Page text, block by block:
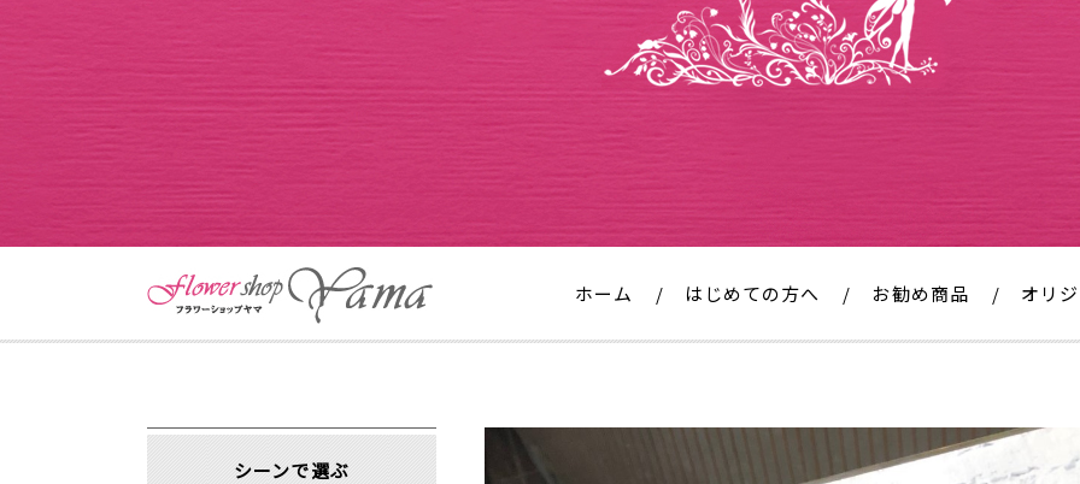
ホーム はじめての方へ お勧め商品 オリ
シーンで選ぶ